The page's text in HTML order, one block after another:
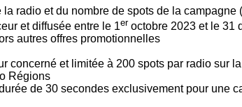
radio et du nombre de spots de la campagne
et diffusée entre le 1er octobre 2023 et le 31
autres offres promotionnelles
concerné et limitée à 200 spots par radio sur
Régions
de 30 secondes exclusivement pour une